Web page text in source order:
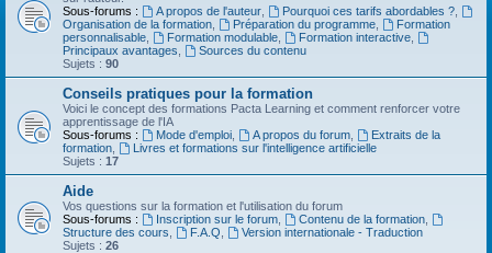
Sous-forums :
A propos de l'auteur, Pourquoi ces tarifs abordables ?,
Organisation de la formation
Préparation du programme,
Formation
personnalisable
Formation modulable, Formation interactive,
Principaux avantages
Sources du contenu
Sujets : 90
Conseils pratiques pour la formation
Voici le concept des formations Pacta Learning et comment renforcer votre
apprentissage de l'IA
Sous-forums :
Mode d'emploi, A propos du forum,
Extraits de la
formation
Livres et formations sur l'intelligence artificielle
Sujets : 17
Aide
Vos questions sur la formation et l'utilisation du forum
Sous-forums :
Inscription sur le forum, Contenu de la formation,
Structure des cours
F.A.Q
Version internationale - Traduction
Sujets : 26